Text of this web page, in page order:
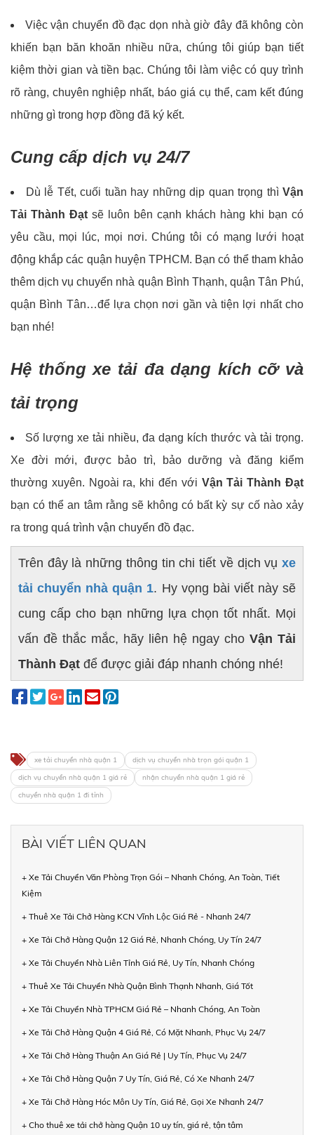
Việc vận chuyển đồ đạc dọn nhà giờ đây đã không còn
khiến bạn băn khoăn nhiều nữa, chúng tôi giúp bạn tiết
kiệm thời gian và tiền bạc. Chúng tôi làm việc có quy trình
rõ ràng, chuyên nghiệp nhất, báo giá cụ thể, cam kết đúng
những gì trong hợp đồng đã ký kết.
Cung cấp dịch vụ 24/7
Dù lễ Tết, cuối tuần hay những dịp quan trọng thì Vận
Tải Thành Đạt sẽ luôn bên cạnh khách hàng khi bạn có
yêu cầu, mọi lúc, mọi nơi. Chúng tôi có mạng lưới hoạt
động khắp các quận huyện TPHCM. Bạn có thể tham khảo
thêm dịch vụ chuyển nhà quận Bình Thạnh, quận Tân Phú,
quận Bình Tân…để lựa chọn nơi gần và tiện lợi nhất cho
bạn nhé!
Hệ thống xe tải đa dạng kích cỡ và
tải trọng
Số lượng xe tải nhiều, đa dạng kích thước và tải trọng.
Xe đời mới, được bảo trì, bảo dưỡng và đăng kiểm
thường xuyên. Ngoài ra, khi đến với Vận Tải Thành Đạt
bạn có thể an tâm rằng sẽ không có bất kỳ sự cố nào xảy
ra trong quá trình vận chuyển đồ đạc.
Trên đây là những thông tin chi tiết về dịch vụ xe
tải chuyển nhà quận 1. Hy vọng bài viết này sẽ
cung cấp cho bạn những lựa chọn tốt nhất. Mọi
vấn đề thắc mắc, hãy liên hệ ngay cho Vận Tải
Thành Đạt để được giải đáp nhanh chóng nhé!
xe tải chuyển nhà quận 1
dịch vụ chuyển nhà trọn gói quận 1
dịch vụ chuyển nhà quận 1 giá rẻ
nhận chuyển nhà quận 1 giá rẻ
chuyển nhà quận 1 đi tỉnh
BÀI VIẾT LIÊN QUAN
+ Xe Tải Chuyển Văn Phòng Trọn Gói – Nhanh Chóng, An Toàn, Tiết
Kiệm
+ Thuê Xe Tải Chở Hàng KCN Vĩnh Lộc Giá Rẻ - Nhanh 24/7
+ Xe Tải Chở Hàng Quận 12 Giá Rẻ, Nhanh Chóng, Uy Tín 24/7
+ Xe Tải Chuyển Nhà Liên Tỉnh Giá Rẻ, Uy Tín, Nhanh Chóng
+ Thuê Xe Tải Chuyển Nhà Quận Bình Thạnh Nhanh, Giá Tốt
+ Xe Tải Chuyển Nhà TPHCM Giá Rẻ – Nhanh Chóng, An Toàn
+ Xe Tải Chở Hàng Quận 4 Giá Rẻ, Có Mặt Nhanh, Phục Vụ 24/7
+ Xe Tải Chở Hàng Thuận An Giá Rẻ | Uy Tín, Phục Vụ 24/7
+ Xe Tải Chở Hàng Quận 7 Uy Tín, Giá Rẻ, Có Xe Nhanh 24/7
+ Xe Tải Chở Hàng Hóc Môn Uy Tín, Giá Rẻ, Gọi Xe Nhanh 24/7
+ Cho thuê xe tải chở hàng Quận 10 uy tín, giá rẻ, tận tâm